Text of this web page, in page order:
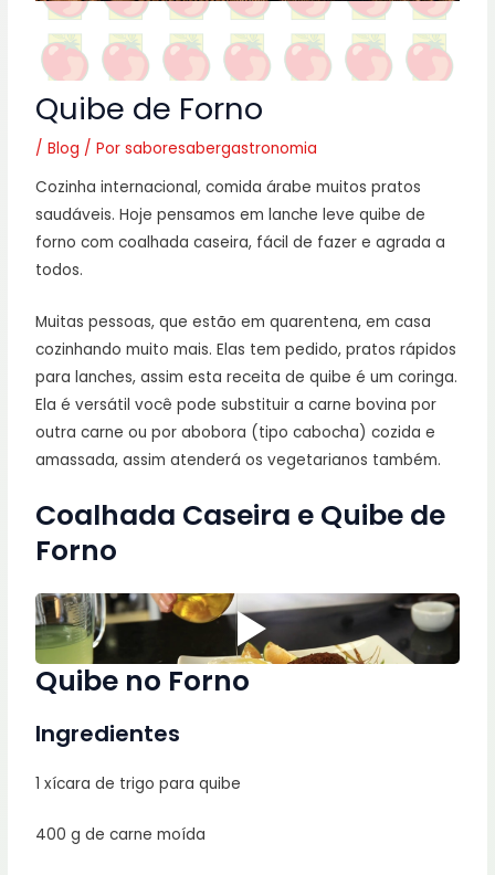
Quibe de Forno
/Blog / Porsaboresabergastronomia
Cozinha internacional, comida árabe muitos pratos
saudáveis. Hoje pensamos em lanche leve quibe de
forno com coalhada caseira, fácil de fazer e agrada a
todos.
Muitas pessoas, que estão em quarentena, em casa
cozinhando muito mais. Elas tem pedido, pratos rápidos
para lanches, assim esta receita de quibe é um coringa.
Ela é versátil você pode substituir a carne bovina por
outra carne ou por abobora (tipo cabocha) cozida e
amassada, assim atenderá os vegetarianos também.
Coalhada Caseira e Quibe de
Forno
Quibe no Forno
Ingredientes
1 xícara de trigo para quibe
400 g de carne moída